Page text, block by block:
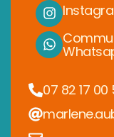
07 82 17 00